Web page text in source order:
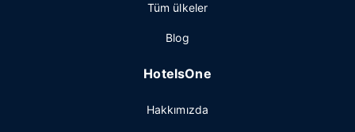
Tüm ülkeler
Blog
HotelsOne
Hakkımızda